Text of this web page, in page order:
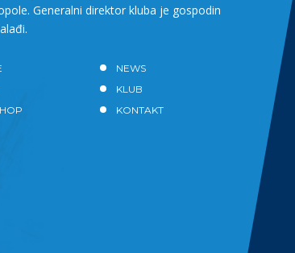
Generalni direktor kluba je gospodin
NEWS
KLUB
KONTAKT